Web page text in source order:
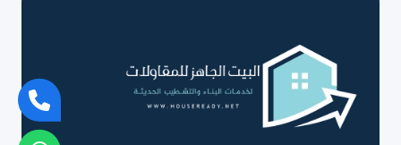
قواطع
بارتشن
الرياض